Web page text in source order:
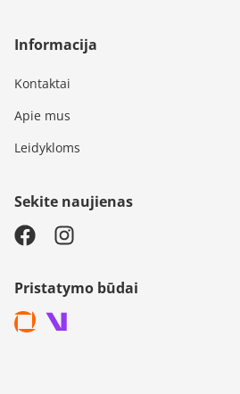
Informacija
Kontaktai
Apie mus
Leidykloms
Sekite naujienas
Pristatymo būdai